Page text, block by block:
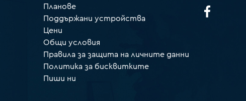
Планове
Поддържани устройства
Цени
Общи условия
Правила за защита на личните данни
Политика за бисквитките
Пиши ни